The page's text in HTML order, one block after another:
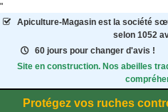
"
Apiculture-Magasinest la société
selon 1052
60 jours pour changer d'avis !
Site en construction. Nos abeilles
Protégez vos ruches